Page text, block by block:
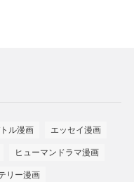
ル漫画 エッセイ漫画
ヒューマンドラマ漫画
リー漫画